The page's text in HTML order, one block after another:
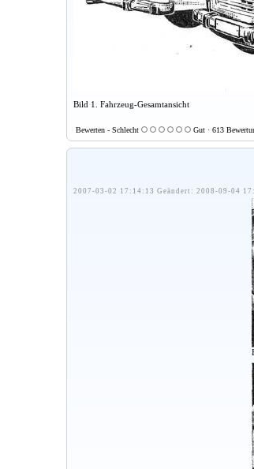
Bild 1. Fahrzeug-Gesamtansicht
Bewerten - Schlecht Gut · 613
2007-03-02 17:14:13 Geändert: 2008-09-04